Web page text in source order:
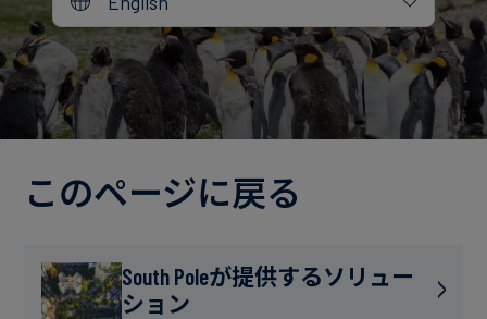
地
誠
実
へ
り
ル
ギ
ー・
電
ガ
ス
食
イ
ベ
ン
ト
ブ
ロ
このページに戻る
South Poleが提供するソリュー
ション